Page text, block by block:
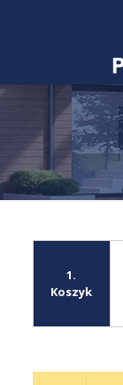
1.
Koszyk